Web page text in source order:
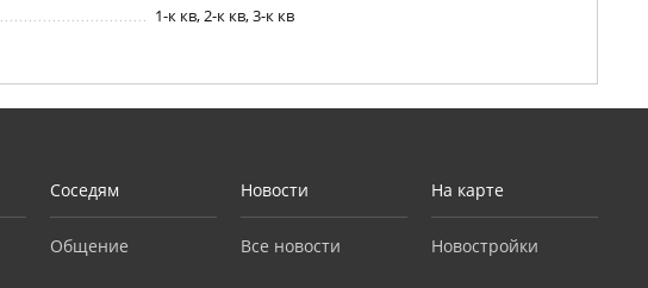
1-к кв, 2-к кв, 3-к кв
Соседям
Общение
Новости
Все новости
На карте
Новостройки